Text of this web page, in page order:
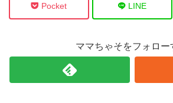
Pocket LINE
ママちゃそをフォロー